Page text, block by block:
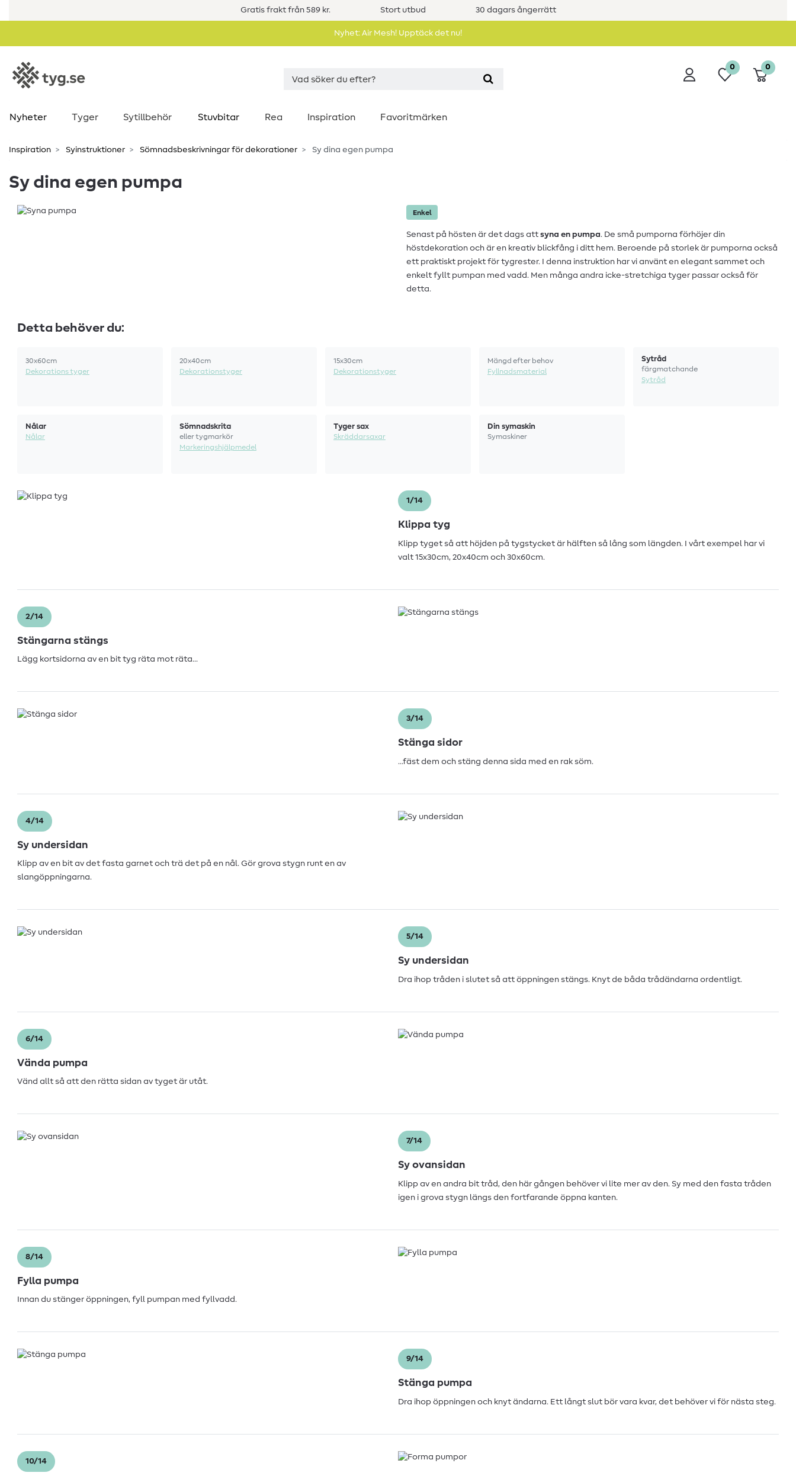
Gratis frakt från 589 kr. Stort utbud 30 dagars ångerrätt
Nyhet: Air Mesh! Upptäck det nu!
0 0
Nyheter Tyger Sytillbehör Stuvbitar Rea Inspiration Favoritmärken
Inspiration Syinstruktioner Sömnadsbeskrivningar för dekorationer Sy dina egen pumpa
Sy dina egen pumpa
Enkel
Senast på hösten är det dags att syna en pumpa. De små pumporna förhöjer din
höstdekoration och är en kreativ blickfång i ditt hem. Beroende på storlek är pumporna också
ett praktiskt projekt för tygrester. I denna instruktion har vi använt en elegant sammet och
enkelt fyllt pumpan med vadd. Men många andra icke-stretchiga tyger passar också för
detta.
Detta behöver du:
30x60cm
Dekorations tyger
20x40cm
Dekorationstyger
15x30cm
Dekorationstyger
Mängd efter behov
Fyllnadsmaterial
Sytråd
färgmatchande
Sytråd
Nålar
Nålar
Sömnadskrita
eller tygmarkör
Markeringshjälpmedel
Tyger sax
Skräddarsaxar
Din symaskin
Symaskiner
1/14
Klippa tyg
Klipp tyget så att höjden på tygstycket är hälften så lång som längden. I vårt exempel har vi
valt 15x30cm, 20x40cm och 30x60cm.
2/14
Stängarna stängs
Lägg kortsidorna av en bit tyg räta mot räta…
3/14
Stänga sidor
...fäst dem och stäng denna sida med en rak söm.
4/14
Sy undersidan
Klipp av en bit av det fasta garnet och trä det på en nål. Gör grova stygn runt en av
slangöppningarna.
5/14
Sy undersidan
Dra ihop tråden i slutet så att öppningen stängs. Knyt de båda trådändarna ordentligt.
6/14
Vända pumpa
Vänd allt så att den rätta sidan av tyget är utåt.
7/14
Sy ovansidan
Klipp av en andra bit tråd, den här gången behöver vi lite mer av den. Sy med den fasta tråden
igen i grova stygn längs den fortfarande öppna kanten.
8/14
Fylla pumpa
Innan du stänger öppningen, fyll pumpan med fyllvadd.
9/14
Stänga pumpa
Dra ihop öppningen och knyt ändarna. Ett långt slut bör vara kvar, det behöver vi för nästa steg.
10/14